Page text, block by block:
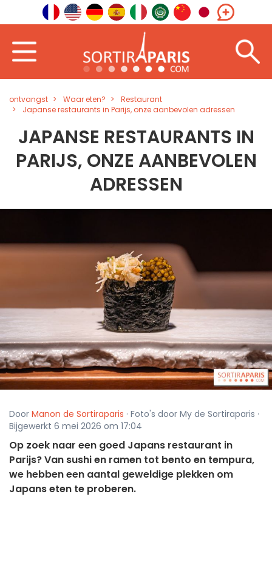
ontvangst Waar eten?
Restaurant
Japanse restaurants in Parijs, onze aanbevolen adressen
JAPANSE RESTAURANTS IN
PARIJS, ONZE AANBEVOLEN
ADRESSEN
Door Manon de Sortiraparis · Foto's door My de Sortiraparis ·
Bijgewerkt 6 mei 2026 om 17:04
Op zoek naar een goed Japans restaurant in
Parijs? Van sushi en ramen tot bento en tempura,
we hebben een aantal geweldige plekken om
Japans eten te proberen.